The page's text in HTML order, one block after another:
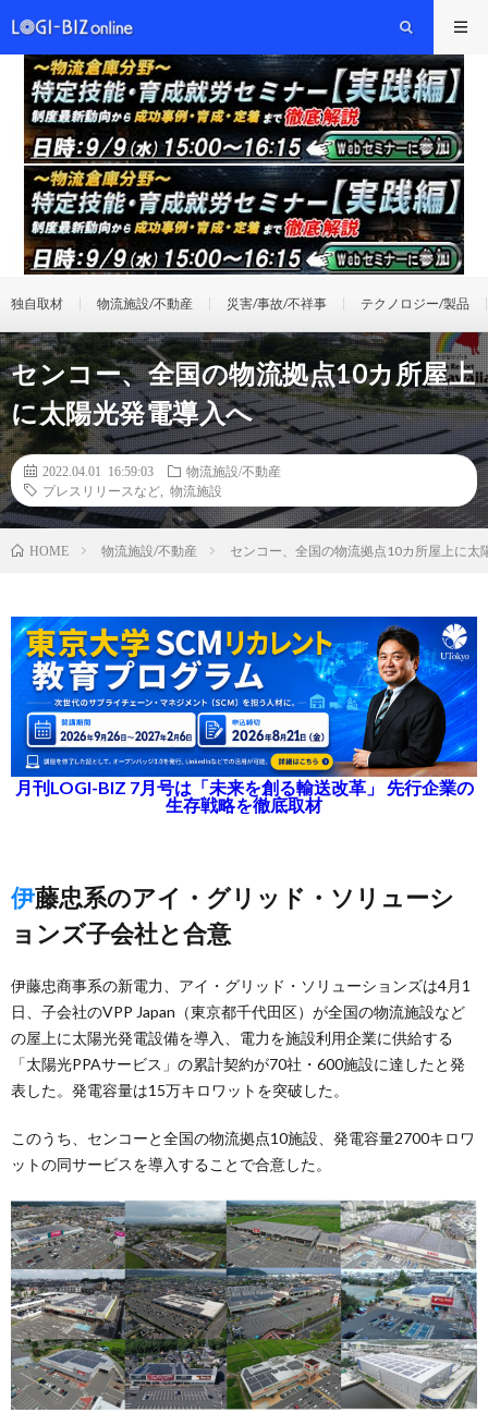
独自取材 物流施設/不動産 災害/事故/不祥事 テクノロジー/製品
センコー、全国の物流拠点10カ所屋上
に太陽光発電導入へ
2022.04.01 16:59:03
物流施設/不動産
プレスリリースなど
物流施設
HOME 物流施設/不動産 センコー、全国の物流拠点10カ所屋上に太
月刊LOGI-BIZ 7月号は「未来を創る輸送改革」 先行企業の
生存戦略を徹底取材
伊藤忠系のアイ・グリッド・ソリューシ
ョンズ子会社と合意
伊藤忠商事系の新電力、アイ・グリッド・ソリューションズは4月1
日、子会社のVPP Japan（東京都千代田区）が全国の物流施設など
の屋上に太陽光発電設備を導入、電力を施設利用企業に供給する
「太陽光PPAサービス」の累計契約が70社・600施設に達したと発
表した。発電容量は15万キロワットを突破した。
このうち、センコーと全国の物流拠点10施設、発電容量2700キロワ
ットの同サービスを導入することで合意した。